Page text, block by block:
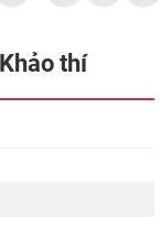
thí